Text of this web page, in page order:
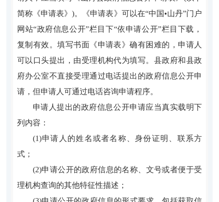
简称《申请表》)。《申请表》可以在“中国•山丹”门户
网站“政府信息公开”栏目下“依申请公开”栏目下载，
复制有效。填写书面《申请表》确有困难的，申请人
可以口头提出，由受理机构代为填写。县政府和县政
府办公室不直接受理通过电话提出的政府信息公开申
请，但申请人可通过电话咨询申请程序。
申请人提出的政府信息公开申请应当真实载明下
列内容：
(1)申请人的姓名或者名称、身份证明、联系方
式；
(2)申请公开的政府信息的名称、文号或者便于受
理机构查询的其他特征性描述；